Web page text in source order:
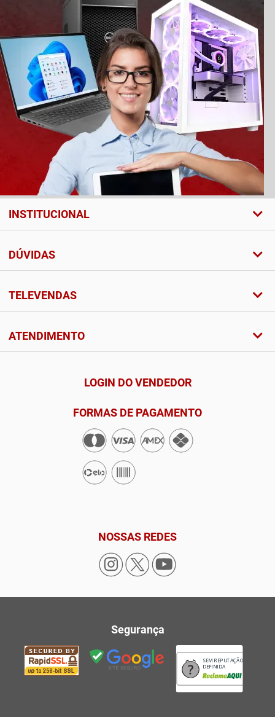
INSTITUCIONAL
DÚVIDAS
TELEVENDAS
ATENDIMENTO
LOGIN DO VENDEDOR
FORMAS DE PAGAMENTO
NOSSAS REDES
Segurança
SEM REPUTAÇÃO
DEFINIDA